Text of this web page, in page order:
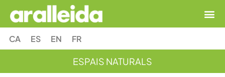
CA ES EN FR
ESPAIS NATURALS